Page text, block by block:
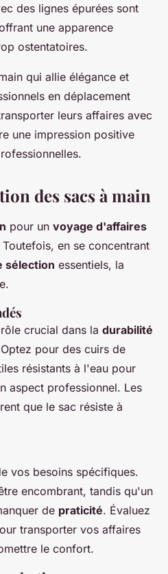
des lignes épurées sont
une apparence
ostentatoires.
qui allie élégance et
en déplacement
leurs affaires avec
une impression positive
des sacs à main
pour un voyage d'affaires
en se concentrant
sélection essentiels, la
crucial dans la durabilité
pour des cuirs de
résistants à l'eau pour
aspect professionnel. Les
que le sac résiste à
vos besoins spécifiques.
encombrant, tandis qu'un
de praticité. Évaluez
transporter vos affaires
le confort.